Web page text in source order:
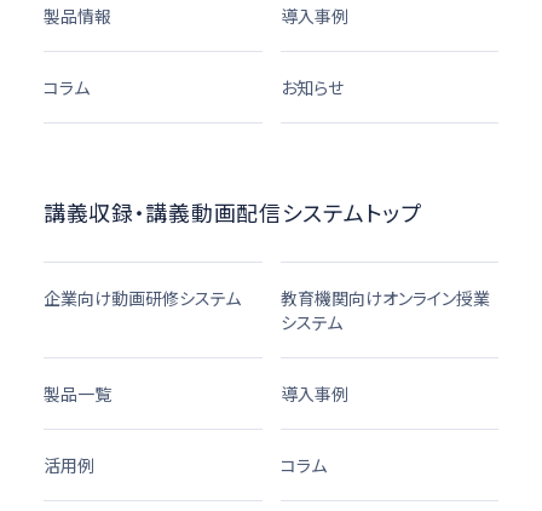
製品情報 導入事例
コラム お知らせ
講義収録・講義動画配信システムトップ
企業向け動画研修システム
教育機関向けオンライン授業
システム
製品一覧 導入事例
活用例 コラム